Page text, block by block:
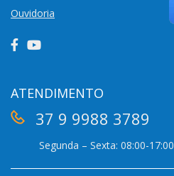
Ouvidoria
ATENDIMENTO
37 9 9988 3789
Segunda – Sexta: 08:00-17:00